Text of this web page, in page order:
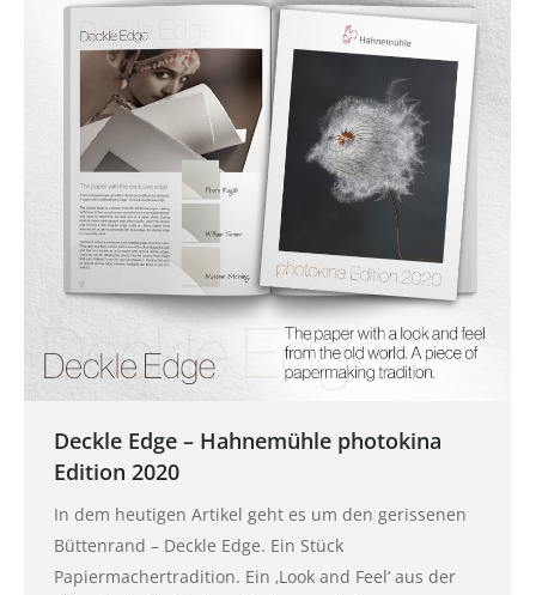
Deckle Edge – Hahnemühle photokina
Edition 2020
In dem heutigen Artikel geht es um den gerissenen
Büttenrand – Deckle Edge. Ein Stück
Papiermachertradition. Ein ‚Look and Feel‘ aus der